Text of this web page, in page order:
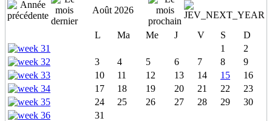
Août 2026
L Ma Me J V S
D
1
2
3
4 5 6 7 8
9
10
11 12 13 14 15
16
17
18 19 20 21 22
23
24
25 26 27 28 29
30
31